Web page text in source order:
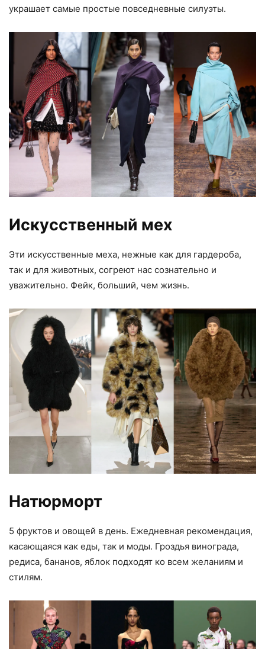
украшает самые простые повседневные силуэты.
Искусственный мех
Эти искусственные меха, нежные как для гардероба,
так и для животных, согреют нас сознательно и
уважительно. Фейк, больший, чем жизнь.
Натюрморт
5 фруктов и овощей в день. Ежедневная рекомендация,
касающаяся как еды, так и моды. Гроздья винограда,
редиса, бананов, яблок подходят ко всем желаниям и
стилям.